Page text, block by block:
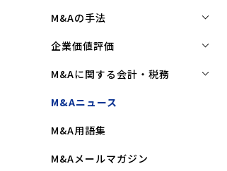
M&Aで売れる会社の条件とは
M&Aで買い手はここを見る
会社を買収するには
企業買収を成功させるポイント
買収監査(デューディリジェン
ス)とは
クロージングと引継ぎ
企業買収の流れと手順
M&Aの手法
株式譲渡
第三者割当増資
企業価値評価
企業価値評価(バリュエーショ
企業評価と売買価格の違い
中小企業M&Aにおける企業価値
M&Aに関する会計・税務
株式譲渡にかかる税金(個人・
事業譲渡にかかる税金(個人・
法人)
M&Aニュース
M&A用語集
M&Aメールマガジン